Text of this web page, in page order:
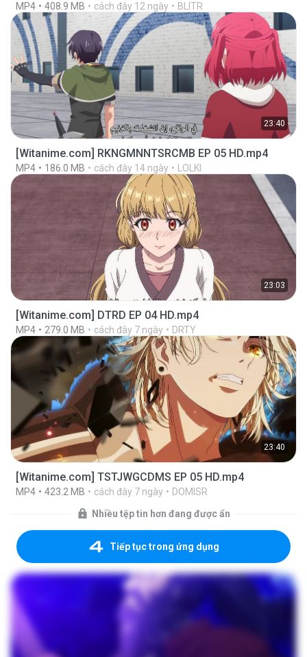
MP4 408.9 MB cách đây 12 ngày BLITR
23:40
[Witanime.com] RKNGMNNTSRCMB EP 05 HD.mp4
MP4 186.0 MB cách đây 14 ngày LOLKI
23:03
[Witanime.com] DTRD EP 04 HD.mp4
MP4 279.0 MB cách đây 7 ngày DRTY
23:40
[Witanime.com] TSTJWGCDMS EP 05 HD.mp4
MP4 423.2 MB cách đây 7 ngày
DOMISR
Nhiều tệp tin hơn đang được ẩn
Tiếp tục trong ứng dụng